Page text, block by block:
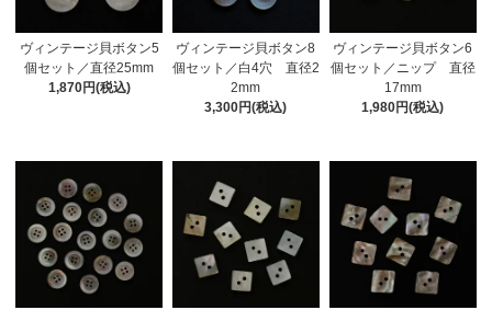
ヴィンテージ貝ボタン5
個セット／直径25mm
1,870円(税込)
ヴィンテージ貝ボタン8
個セット／白4穴 直径2
2mm
3,300円(税込)
ヴィンテージ貝ボタン6
個セット／ニップ 直径
17mm
1,980円(税込)